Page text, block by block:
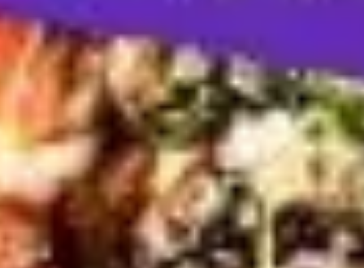
Stratégie et planification